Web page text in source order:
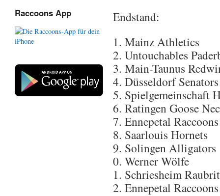
Endstand:
Mainz Athletics
Untouchables
Main-Taunus
Düsseldorf Senators
Spielgemeinschaft
Ratingen Goose
Ennepetal Raccoons
Saarlouis Hornets
Solingen Alligators
Werner Wölfe
Schriesheim
Ennepetal
Raccoons App